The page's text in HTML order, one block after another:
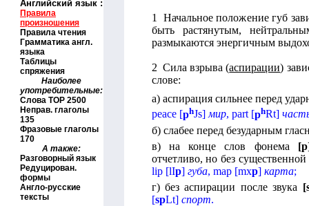
1 Начальное положение губ
быть растянутым,
размыкаются энергичным
2 Сила взрыва (аспирации)
слове:
а) аспирация сильнее перед
peace[phJs]мир, part [phRt]
б) слабее перед безударным
в) на конце слов фонема [p
отчетливо, но без
lip[lIp] губа, map [mxp] карта;
г) без аспирации после звука [
[spLt] спорт.
Английский язык :
Правила
произношения
Правила чтения
Грамматика англ.
языка
Таблицы
спряжения
Наиболее
употребительные:
Слова TOP 2500
Неправ. глаголы
135
Фразовые глаголы
170
А также:
Разговорный язык
Редуцирован.
формы
Англо-русские
тексты